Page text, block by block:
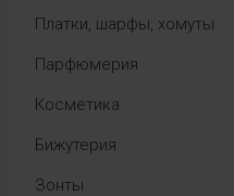
Платки, шарфы, хомуты
Парфюмерия
Косметика
Бижутерия
Зонты